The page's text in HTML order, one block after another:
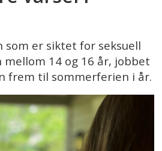
er siktet for seksuell
14 og 16 år, jobbet
frem til sommerferien i år.